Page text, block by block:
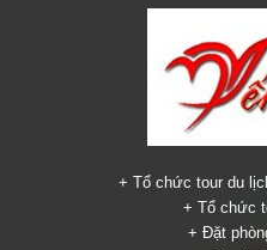
+ Tổ chức tour du
+ Tổ chức
+ Đặt